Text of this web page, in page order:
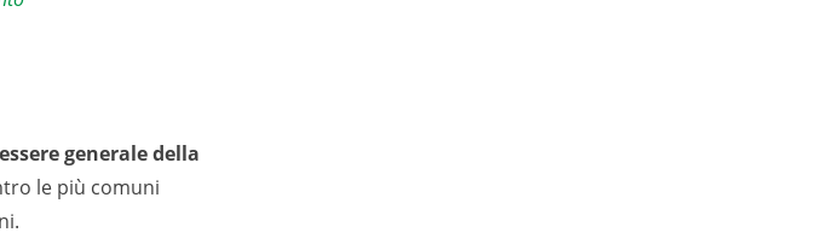
generale della
le più comuni